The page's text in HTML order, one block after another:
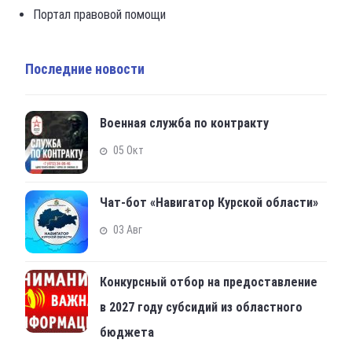
Портал правовой помощи
Последние новости
Военная служба по контракту
05 Окт
Чат-бот «Навигатор Курской области»
03 Авг
Конкурсный отбор на предоставление
в 2027 году субсидий из областного
бюджета